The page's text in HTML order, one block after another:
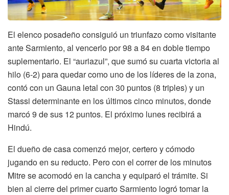
El elenco posadeño consiguió un triunfazo como visitante
ante Sarmiento, al vencerlo por 98 a 84 en doble tiempo
suplementario. El “auriazul”, que sumó su cuarta victoria al
hilo (6-2) para quedar como uno de los líderes de la zona,
contó con un Gauna letal con 30 puntos (8 triples) y un
Stassi determinante en los últimos cinco minutos, donde
marcó 9 de sus 12 puntos. El próximo lunes recibirá a
Hindú.
El dueño de casa comenzó mejor, certero y cómodo
jugando en su reducto. Pero con el correr de los minutos
Mitre se acomodó en la cancha y equiparó el trámite. Si
bien al cierre del primer cuarto Sarmiento logró tomar la